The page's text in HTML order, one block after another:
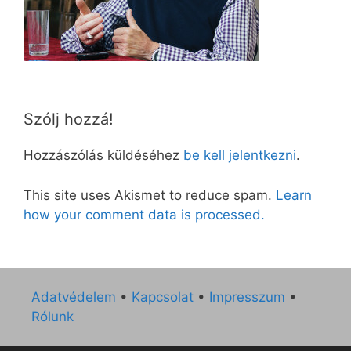
Szólj hozzá!
Hozzászólás küldéséhez be kell jelentkezni.
This site uses Akismet to reduce spam. Learn
how your comment data is processed.
Adatvédelem • Kapcsolat • Impresszum •
Rólunk